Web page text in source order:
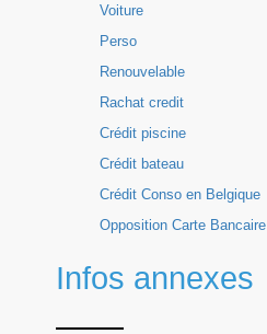
Voiture
Perso
Renouvelable
Rachat credit
Crédit piscine
Crédit bateau
Crédit Conso en Belgique
Opposition Carte Bancaire
Infos annexes